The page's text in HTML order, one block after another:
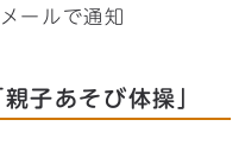
ールで通知
子あそび体操」